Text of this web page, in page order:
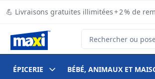
💪 Livraisons gratuites illimitées + 2 % de
Rechercher des
ÉPICERIE BÉBÉ, ANIMAUX ET